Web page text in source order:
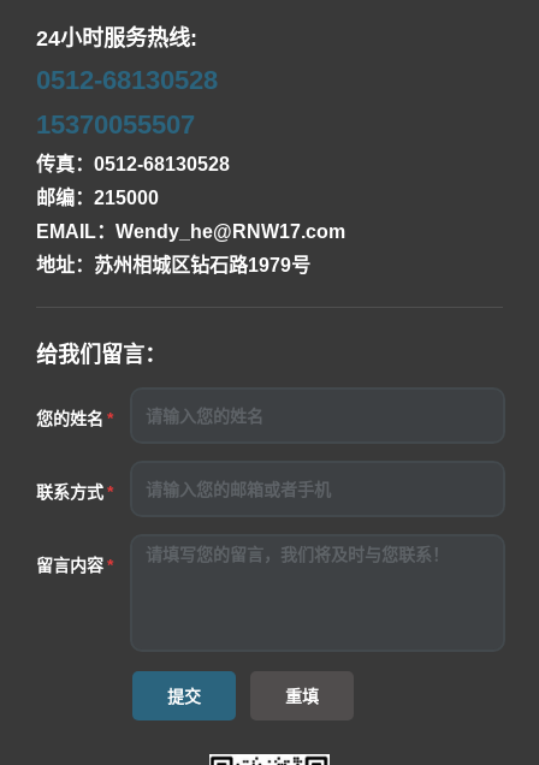
24小时服务热线:
0512-68130528
15370055507
传真：0512-68130528
邮编：215000
EMAIL：Wendy_he@RNW17.com
地址：苏州相城区钻石路1979号
给我们留言：
您的姓名
联系方式
留言内容
提交 重填